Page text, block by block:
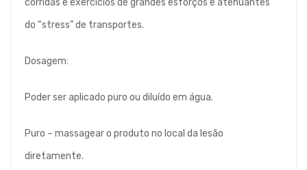
corridas e exercícios de grandes esforços e atenuantes
do “stress” de transportes.
Dosagem:
Poder ser aplicado puro ou diluído em água.
Puro – massagear o produto no local da lesão
diretamente.